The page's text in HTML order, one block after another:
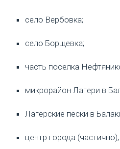
село Вербовка;
село Борщевка;
часть поселка
микрорайон Лагери в
Лагерские пески в
центр города (частично);